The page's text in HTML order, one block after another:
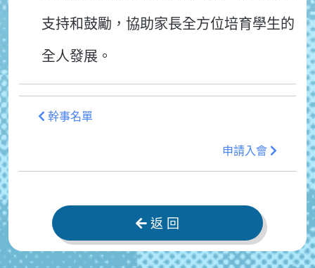
支持和鼓勵，協助家長全方位培育學生的
全人發展。
幹事名單
申請入會
返 回